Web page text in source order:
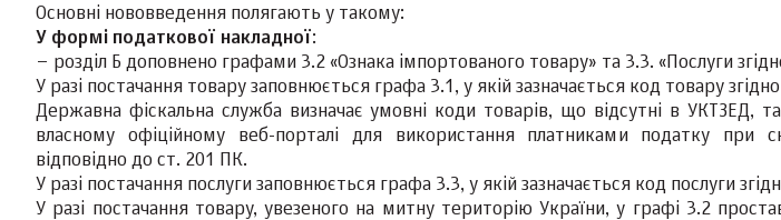
Основні нововведення полягають у такому:
У формі податкової накладної:
– розділ Б доповнено графами 3.2 «Ознака імпортованого товару» та 3.3. «Послуги
У разі постачання товару заповнюється графа 3.1, у якій зазначається код товару
Державна фіскальна служба визначає умовні коди товарів, що відсутні в УКТЗЕД,
власному офіційному веб-порталі для використання платниками податку при
відповідно до ст. 201 ПК.
У разі постачання послуги заповнюється графа 3.3, у якій зазначається код послуги
У разі постачання товару, увезеного на митну територію України, у графі 3.2